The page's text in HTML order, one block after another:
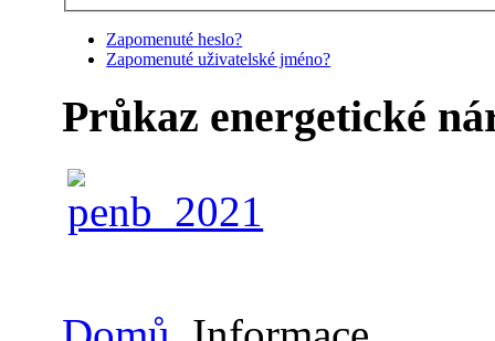
Zapomenuté heslo?
Zapomenuté uživatelské jméno?
Průkaz energetické